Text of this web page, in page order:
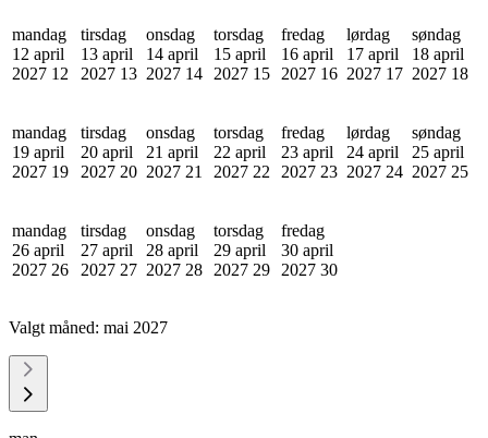
mandag
12 april
2027 12
tirsdag
13 april
2027 13
onsdag
14 april
2027 14
torsdag
15 april
2027 15
fredag
16 april
2027 16
lørdag
17 april
2027 17
søndag
18 april
2027 18
mandag
19 april
2027 19
tirsdag
20 april
2027 20
onsdag
21 april
2027 21
torsdag
22 april
2027 22
fredag
23 april
2027 23
lørdag
24 april
2027 24
søndag
25 april
2027 25
mandag
26 april
2027 26
tirsdag
27 april
2027 27
onsdag
28 april
2027 28
torsdag
29 april
2027 29
fredag
30 april
2027 30
Valgt måned: mai 2027